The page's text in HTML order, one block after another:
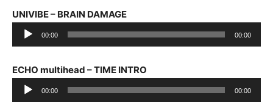
UNIVIBE – BRAIN DAMAGE
Audio
Player
00:00 00:00
ECHO multihead – TIME INTRO
Audio
Player
00:00 00:00